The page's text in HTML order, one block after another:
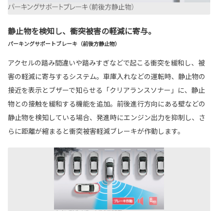
静止物を検知し、衝突被害の軽減に寄与。
パーキングサポートブレーキ（前後方静止物）
アクセルの踏み間違いや踏みすぎなどで起こる衝突を緩和し、被
害の軽減に寄与するシステム。車庫入れなどの運転時、静止物の
接近を表示とブザーで知らせる「クリアランスソナー」に、静止
物との接触を緩和する機能を追加。前後進行方向にある壁などの
静止物を検知している場合、発進時にエンジン出力を抑制し、さ
らに距離が縮まると衝突被害軽減ブレーキが作動します。